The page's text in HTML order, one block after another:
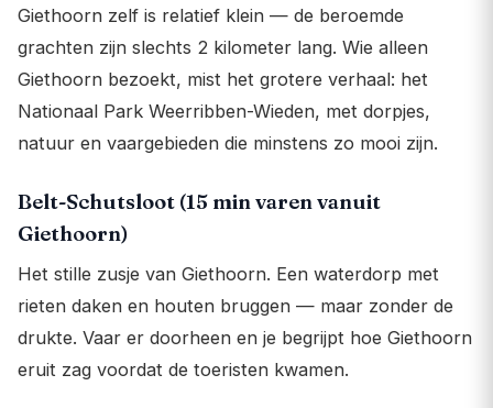
Giethoorn zelf is relatief klein — de beroemde
grachten zijn slechts 2 kilometer lang. Wie alleen
Giethoorn bezoekt, mist het grotere verhaal: het
Nationaal Park Weerribben-Wieden, met dorpjes,
natuur en vaargebieden die minstens zo mooi zijn.
Belt-Schutsloot (15 min varen vanuit
Giethoorn)
Het stille zusje van Giethoorn. Een waterdorp met
rieten daken en houten bruggen — maar zonder de
drukte. Vaar er doorheen en je begrijpt hoe Giethoorn
eruit zag voordat de toeristen kwamen.